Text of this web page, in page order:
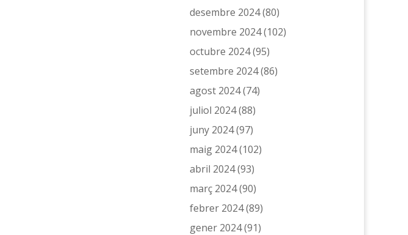
desembre 2024(80)
novembre 2024(102)
octubre 2024(95)
setembre 2024(86)
agost 2024(74)
juliol 2024(88)
juny 2024(97)
maig 2024(102)
abril 2024(93)
març 2024(90)
febrer 2024(89)
gener 2024(91)